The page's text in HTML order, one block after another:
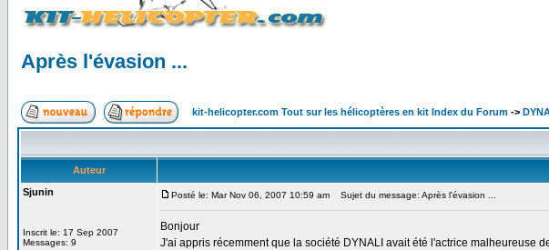
Après l'évasion ...
kit-helicopter.com Tout sur les hélicoptères en kit Index du Forum ->
Auteur
Sjunin
Inscrit le: 17 Sep 2007
Messages: 9
Posté le: Mar Nov 06, 2007 10:59 am Sujet du message: Après l'évasion ...
Bonjour
J'ai appris récemment que la société DYNALI avait été l'actrice malheureuse